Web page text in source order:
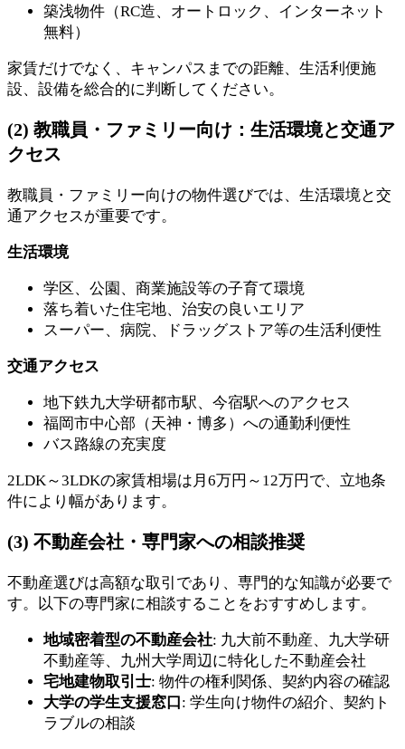
築浅物件（RC造、オートロック、インターネット
無料）
家賃だけでなく、キャンパスまでの距離、生活利便施
設、設備を総合的に判断してください。
(2) 教職員・ファミリー向け：生活環境と交通ア
クセス
教職員・ファミリー向けの物件選びでは、生活環境と交
通アクセスが重要です。
生活環境
学区、公園、商業施設等の子育て環境
落ち着いた住宅地、治安の良いエリア
スーパー、病院、ドラッグストア等の生活利便性
交通アクセス
地下鉄九大学研都市駅、今宿駅へのアクセス
福岡市中心部（天神・博多）への通勤利便性
バス路線の充実度
2LDK～3LDKの家賃相場は月6万円～12万円で、立地条
件により幅があります。
(3) 不動産会社・専門家への相談推奨
不動産選びは高額な取引であり、専門的な知識が必要で
す。以下の専門家に相談することをおすすめします。
地域密着型の不動産会社: 九大前不動産、九大学研
不動産等、九州大学周辺に特化した不動産会社
宅地建物取引士: 物件の権利関係、契約内容の確認
大学の学生支援窓口: 学生向け物件の紹介、契約ト
ラブルの相談